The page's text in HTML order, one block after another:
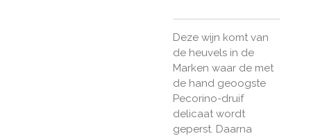
Deze wijn komt van
de heuvels in de
Marken waar de met
de hand geoogste
Pecorino-druif
delicaat wordt
geperst. Daarna